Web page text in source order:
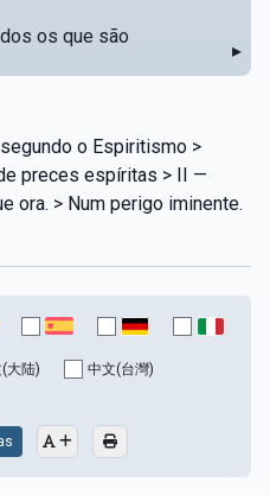
os que são
▸
inimigos
mão esquerda o
não há salvação
servir a Deus e a
o Espiritismo >
preces espíritas > II —
ora. > Num perigo iminente.
大陆) 中文(台灣)